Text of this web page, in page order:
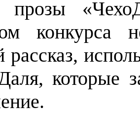
прозы
конкурса
рассказ,
которые